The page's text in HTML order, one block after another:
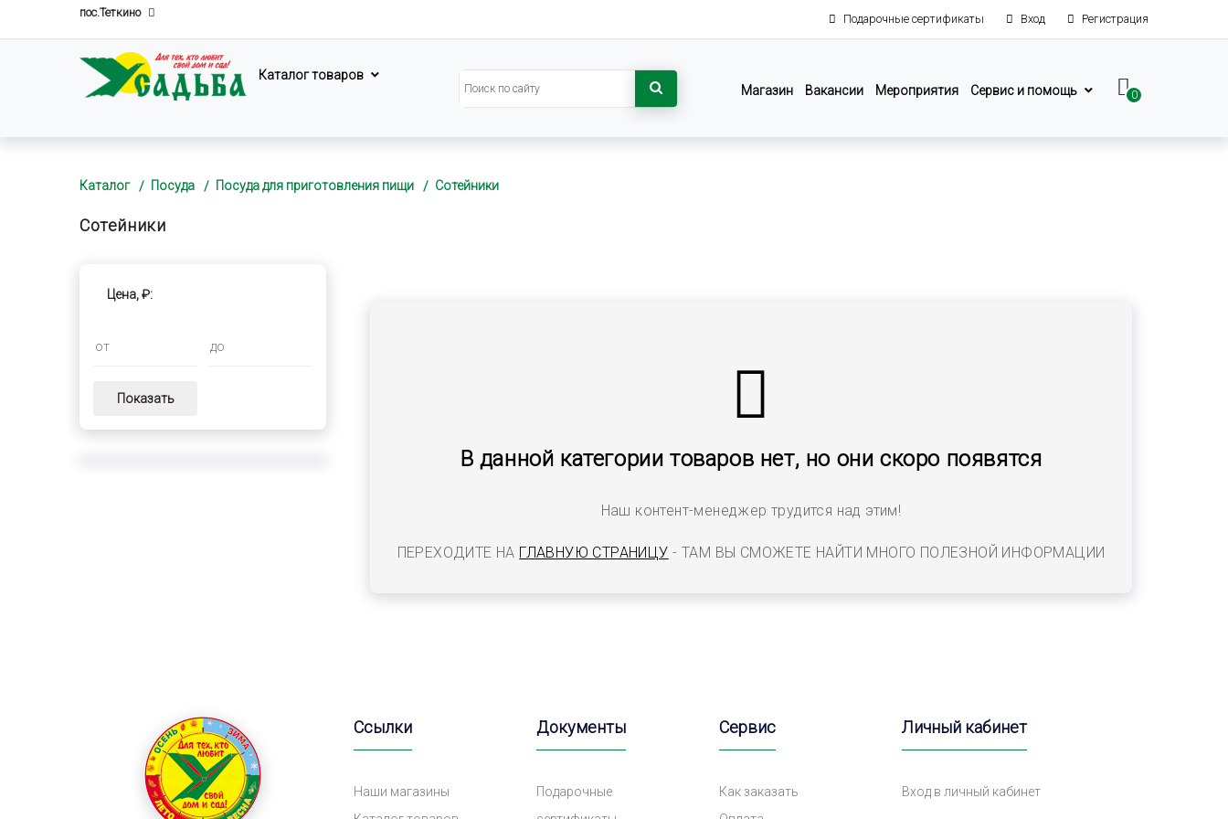
пос.Теткино Подарочные сертификаты Вход Регистрация
Каталог товаров
Магазин
Вакансии Мероприятия Сервис и помощь 0
Каталог Посуда Посуда для приготовления пищи Сотейники
Сотейники
В данной категории товаров нет, но они скоро появятся
Наш контент-менеджер трудится над этим!
ПЕРЕХОДИТЕ НА ГЛАВНУЮ СТРАНИЦУ - ТАМ ВЫ СМОЖЕТЕ НАЙТИ МНОГО ПОЛЕЗНОЙ ИНФОРМАЦИИ
Цена, ₽:
Показать
Ссылки
Наши магазины
Документы
Подарочные
Сервис
Как заказать
Личный кабинет
Вход в личный кабинет